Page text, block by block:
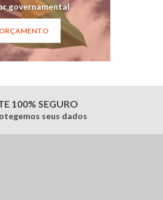
governamental
100% SEGURO
seus dados